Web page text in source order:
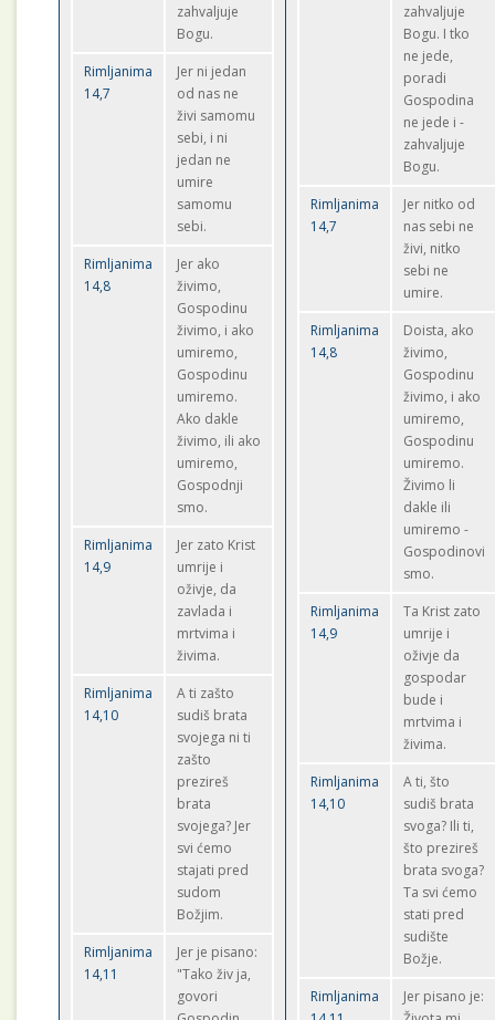
zahvaljuje
Bogu.
Rimljanima
14,7
Jer ni jedan
od nas ne
živi samomu
sebi, i ni
jedan ne
umire
samomu
sebi.
Rimljanima
14,8
Jer ako
živimo,
Gospodinu
živimo, i ako
umiremo,
Gospodinu
umiremo.
Ako dakle
živimo, ili ako
umiremo,
Gospodnji
smo.
Rimljanima
14,9
Jer zato Krist
umrije i
oživje, da
zavlada i
mrtvima i
živima.
Rimljanima
14,10
A ti zašto
sudiš brata
svojega ni ti
zašto
prezireš
brata
svojega? Jer
svi ćemo
stajati pred
sudom
Božjim.
Rimljanima
14,11
Jer je pisano:
"Tako živ ja,
govori
zahvaljuje
Bogu. I tko
ne jede,
poradi
Gospodina
ne jede i -
zahvaljuje
Bogu.
Rimljanima
14,7
Jer nitko od
nas sebi ne
živi, nitko
sebi ne
umire.
Rimljanima
14,8
Doista, ako
živimo,
Gospodinu
živimo, i ako
umiremo,
Gospodinu
umiremo.
Živimo li
dakle ili
umiremo -
Gospodinovi
smo.
Rimljanima
14,9
Ta Krist zato
umrije i
oživje da
gospodar
bude i
mrtvima i
živima.
Rimljanima
14,10
A ti, što
sudiš brata
svoga? Ili ti,
što prezireš
brata svoga?
Ta svi ćemo
stati pred
sudište
Božje.
Rimljanima
Jer pisano je: